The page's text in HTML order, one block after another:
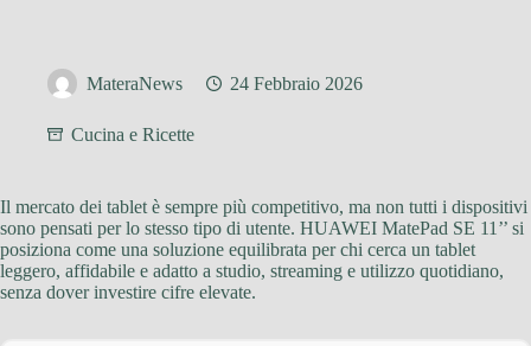
MateraNews 24 Febbraio 2026
Cucina e Ricette
Il mercato dei tablet è sempre più competitivo, ma non tutti i dispositivi
sono pensati per lo stesso tipo di utente. HUAWEI MatePad SE 11’’ si
posiziona come una soluzione equilibrata per chi cerca un tablet
leggero, affidabile e adatto a studio, streaming e utilizzo quotidiano,
senza dover investire cifre elevate.